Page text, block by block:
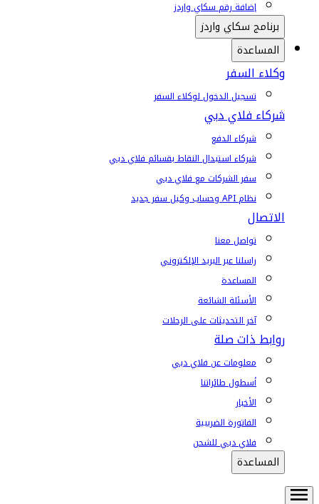
إضافة رقم سكاي واردز
برنامج سكاي واردز
المساعدة
وكلاء السفر
تسجيل الدخول لوكلاء السفر
شركاء فلاي دبي
شركاء الدفع
شركاء استبدال النقاط بقسائم فلاي دبي
سفر الشركات مع فلاي دبي
نظام API وحساب وكيل سفر جديد
الاتصال
تواصل معنا
راسلنا عبر البريد الإلكتروني
المساعدة
الأسئلة الشائعة
آخر التحديثات على الرحلات
روابط ذات صلة
معلومات عن فلاي دبي
أسطول طائراتنا
الأخبار
الفاتورة الضريبية
فلاي دبي للشحن
المساعدة